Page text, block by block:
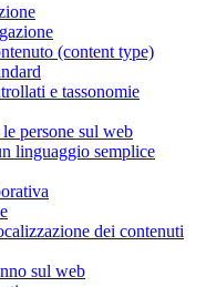
(content type)
e tassonomie
persone sul web
linguaggio semplice
dei contenuti
sul web